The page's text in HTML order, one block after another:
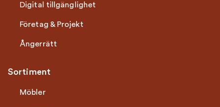
Digital tillgänglighet
Företag & Projekt
Ångerrätt
Sortiment
Möbler